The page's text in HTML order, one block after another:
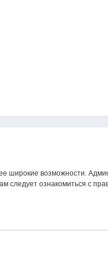
широкие возможности.
следует ознакомиться с